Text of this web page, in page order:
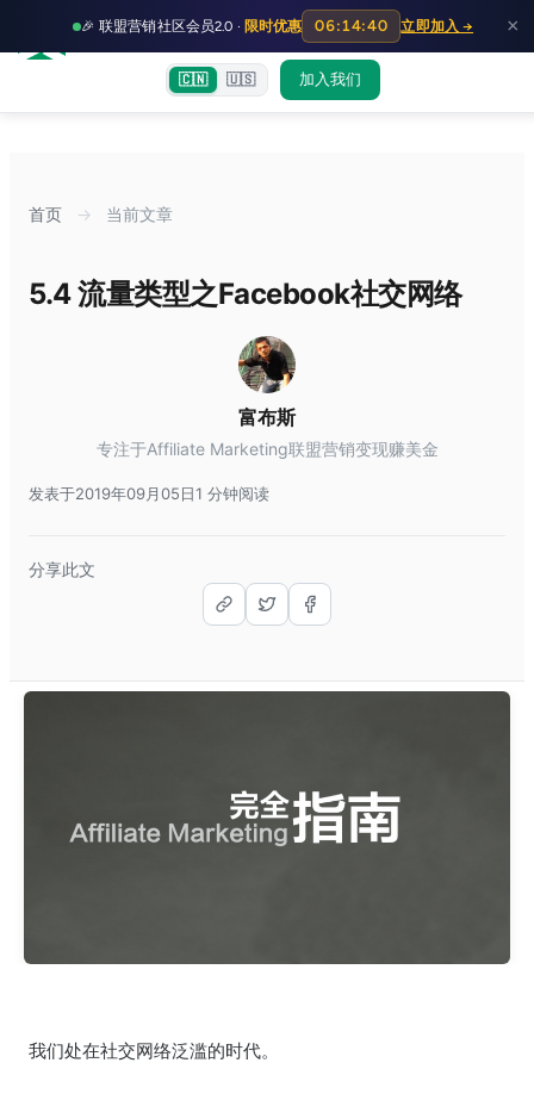
🎉 联盟营销社区会员2.0 · 限时优惠 06:14:39 立即加入 → ×
富裕者联盟 首页 文章训练营
HOT
出海教程认知偏差指南社群交流
🇨🇳 🇺🇸 加入我们
首页 → 当前文章
5.4 流量类型之Facebook社交网络
富布斯
专注于Affiliate Marketing联盟营销变现赚美金
发表于2019年09月05日1 分钟阅读
分享此文
我们处在社交网络泛滥的时代。